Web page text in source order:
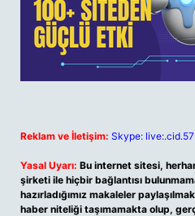
Reklam ve İletişim: Skype:
Yasal Uyarı: Bu internet sitesi,
şirketi ile hiçbir bağlantısı
hazırladığımız makaleler
haber niteliği taşımamakta olup,